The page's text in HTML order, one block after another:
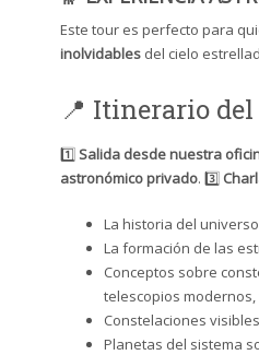
Este tour es perfecto para
inolvidables del cielo
📍 Itinerario
1️⃣Salida desde nuestra
astronómico privado. 3️⃣
La historia del
La formación de las
Conceptos sobre
telescopios
Constelaciones
Planetas del sistema